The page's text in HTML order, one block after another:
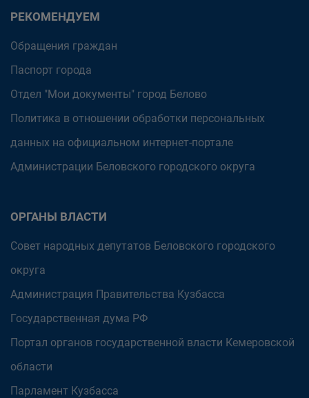
РЕКОМЕНДУЕМ
Обращения граждан
Паспорт города
Отдел "Мои документы" город Белово
Политика в отношении обработки персональных
данных на официальном интернет-портале
Администрации Беловского городского округа
ОРГАНЫ ВЛАСТИ
Совет народных депутатов Беловского городского
округа
Администрация Правительства Кузбасса
Государственная дума РФ
Портал органов государственной власти Кемеровской
области
Парламент Кузбасса